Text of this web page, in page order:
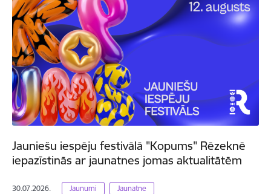
Jauniešu iespēju festivālā "Kopums" Rēzeknē
iepazīstinās ar jaunatnes jomas aktualitātēm
30.07.2026. Jaunumi Jaunatne